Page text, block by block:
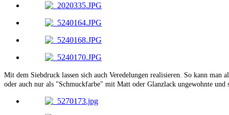
Mit dem Siebdruck lassen sich auch Veredelungen realisieren. So kann man
oder auch nur als "Schmuckfarbe" mit Matt oder Glanzlack ungewohnte und